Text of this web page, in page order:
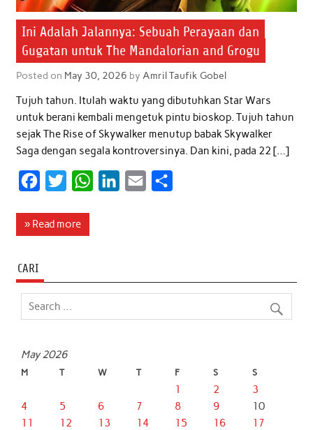
Ini Adalah Jalannya: Sebuah Perayaan dan
Gugatan untuk The Mandalorian and Grogu
Posted on May 30, 2026 by Amril Taufik Gobel
Tujuh tahun. Itulah waktu yang dibutuhkan Star Wars
untuk berani kembali mengetuk pintu bioskop. Tujuh tahun
sejak The Rise of Skywalker menutup babak Skywalker
Saga dengan segala kontroversinya. Dan kini, pada 22 […]
c
o
o
i
e
r
W
A
d
» Read more
CARI
May 2026
M T W T F S S
1 2
3
4
5 6 7 8 9
10
11
12 13 14 15 16
17